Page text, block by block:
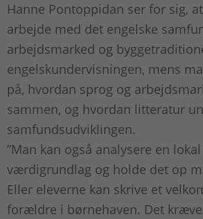
Hanne Pontoppidan ser for sig,
arbejde med det engelske
arbejdsmarked og
engelskundervisningen, mens
på, hvordan sprog og
sammen, og hvordan litteratur
samfundsudviklingen.
”Man kan også analysere en
værdigrundlag og holde det op
Eller eleverne kan skrive et
forældre i børnehaven. Det